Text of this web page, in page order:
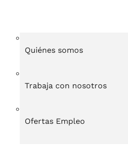
Quiénes somos
Trabaja con nosotros
Ofertas Empleo